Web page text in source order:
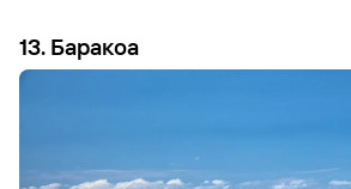
13. Баракоа